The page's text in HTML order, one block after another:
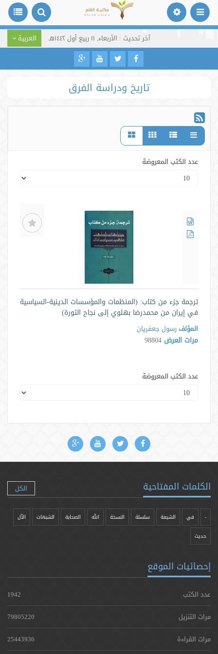
آخر تحديث : الأربعاء, ١١ ربيع أول ١٤٤٢هـ العربية
تاريخ ودراسة الفرق
عدد الكتب المعروضة
ترجمة جزء من كتاب: (المنظمات والمؤسسات الدينية-السياسية
في إيران من محمدرضا بهلوي إلى نجاح الثورة)
المؤلف رسول جعفریان
مرات العرض 98804
عدد الكتب المعروضة
الكلمات المفتاحية الكل
- في الشيعة سلسلة النسخة الله الصحابة الشبهات الآل
حدیث
إحصائيات الموقع
عدد الكتب
1942
مرات التنزيل
79805220
مرات القراءة
25443936